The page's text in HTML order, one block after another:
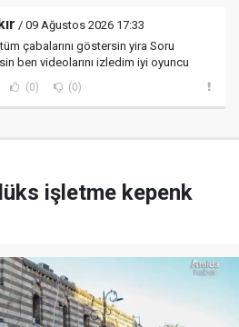
/ 09 Ağustos 2026 17:33
çabalarını göstersin yira Soru
ben videolarını izledim iyi oyuncu
(0) (0)
işletme kepenk